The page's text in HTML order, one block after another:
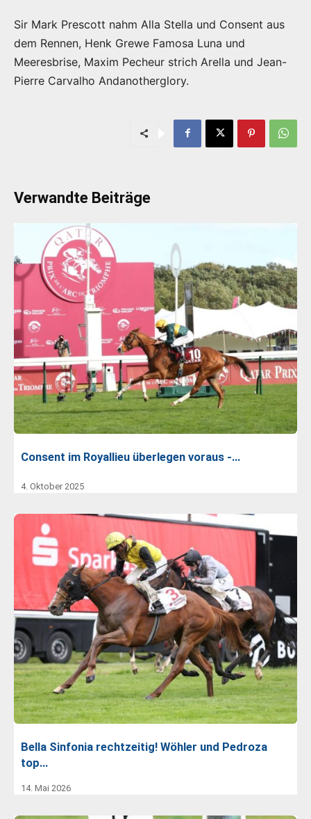
Sir Mark Prescott nahm Alla Stella und Consent aus
dem Rennen, Henk Grewe Famosa Luna und
Meeresbrise, Maxim Pecheur strich Arella und Jean-
Pierre Carvalho Andanotherglory.
Verwandte Beiträge
Consent im Royallieu überlegen voraus -…
4. Oktober 2025
Bella Sinfonia rechtzeitig! Wöhler und Pedroza
top…
14. Mai 2026